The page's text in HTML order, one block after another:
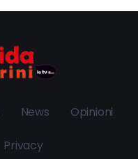
News Opinioni
Privacy